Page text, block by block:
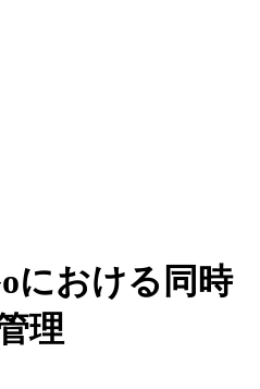
における同時
理